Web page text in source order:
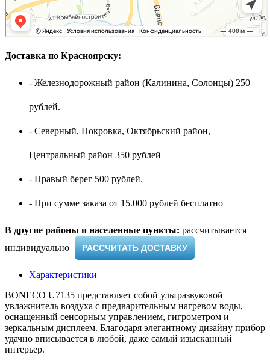
Доставка по Красноярску:
- Железнодорожный район (Калинина, Солонцы) 250
рублей.
- Северный, Покровка, Октябрьский район,
Центральный район 350 рублей
- Правый берег 500 рублей.
- При сумме заказа от 15.000 рублей бесплатно
В другие районы и населенные пункты: рассчитывается
индивидуально ​
РАССЧИТАТЬ ДОСТАВКУ
Характеристики
BONECO U7135 представляет собой ультразвуковой
увлажнитель воздуха с предварительным нагревом воды,
оснащенный сенсорным управлением, гигрометром и
зеркальным дисплеем. Благодаря элегантному дизайну прибор
удачно вписывается в любой, даже самый изысканный
интерьер.